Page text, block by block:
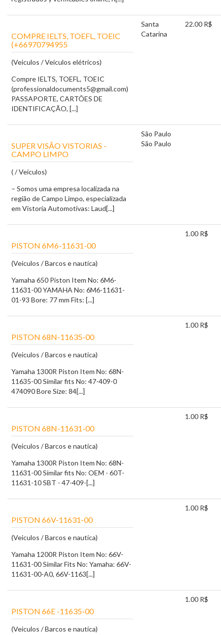
COMPRE IELTS, TOEFL, TOEIC
(+66970794955
(Veiculos / Veículos elétricos)
Compre IELTS, TOEFL, TOEIC
(professionaldocuments5@gmail.com)
PASSAPORTE, CARTÕES DE
IDENTIFICAÇÃO, [...]
Santa
Catarina
22.00 R$
SUPER VISÃO VISTORIAS -
CAMPO LIMPO
( / Veiculos)
– Somos uma empresa localizada na
região de Campo Limpo, especializada
em Vistoria Automotivas: Laud[...]
São Paulo
São Paulo
PISTON 6M6-11631-00
(Veiculos / Barcos e nautica)
Yamaha 650 Piston Item No: 6M6-
11631-00 YAMAHA No: 6M6-11631-
01-93 Bore: 77 mm Fits: [...]
1.00 R$
PISTON 68N-11635-00
(Veiculos / Barcos e nautica)
Yamaha 1300R Piston Item No: 68N-
11635-00 Similar fits No: 47-409-0
474090 Bore Size: 84[...]
1.00 R$
PISTON 68N-11631-00
(Veiculos / Barcos e nautica)
Yamaha 1300R Piston Item No: 68N-
11631-00 Similar fits No: OEM - 60T-
11631-10 SBT - 47-409-[...]
1.00 R$
PISTON 66V-11631-00
(Veiculos / Barcos e nautica)
Yamaha 1200R Piston Item No: 66V-
11631-00 Similar Fits No: Yamaha: 66V-
11631-00-A0, 66V-1163[...]
1.00 R$
PISTON 66E -11635-00
(Veiculos / Barcos e nautica)
1.00 R$